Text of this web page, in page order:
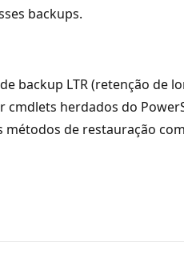
backups.
backup LTR (retenção de
cmdlets herdados do
métodos de restauração